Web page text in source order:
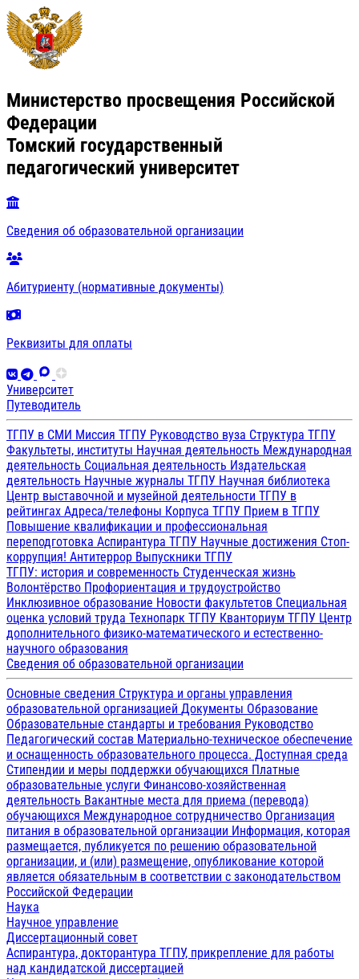
Министерство просвещения Российской
Федерации
Томский государственный
педагогический университет
Сведения об образовательной организации
Абитуриенту (нормативные документы)
Реквизиты для оплаты
Университет
Путеводитель
ТГПУ в СМИ Миссия ТГПУ Руководство вуза Структура ТГПУ
Факультеты, институты Научная деятельность Международная
деятельность Социальная деятельность Издательская
деятельность Научные журналы ТГПУ Научная библиотека
Центр выставочной и музейной деятельности ТГПУ в
рейтингах Адреса/телефоны Корпуса ТГПУ Прием в ТГПУ
Повышение квалификации и профессиональная
переподготовка Аспирантура ТГПУ Научные достижения Стоп-
коррупция! Антитеррор Выпускники ТГПУ
ТГПУ: история и современность Студенческая жизнь
Волонтёрство Профориентация и трудоустройство
Инклюзивное образование Новости факультетов Специальная
оценка условий труда Технопарк ТГПУ Кванториум ТГПУ Центр
дополнительного физико-математического и естественно-
научного образования
Сведения об образовательной организации
Основные сведения Структура и органы управления
образовательной организацией Документы Образование
Образовательные стандарты и требования Руководство
Педагогический состав Материально-техническое обеспечение
и оснащенность образовательного процесса. Доступная среда
Стипендии и меры поддержки обучающихся Платные
образовательные услуги Финансово-хозяйственная
деятельность Вакантные места для приема (перевода)
обучающихся Международное сотрудничество Организация
питания в образовательной организации Информация, которая
размещается, публикуется по решению образовательной
организации, и (или) размещение, опубликование которой
является обязательным в соответствии с законодательством
Российской Федерации
Наука
Научное управление
Диссертационный совет
Аспирантура, докторантура ТГПУ, прикрепление для работы
над кандидатской диссертацией